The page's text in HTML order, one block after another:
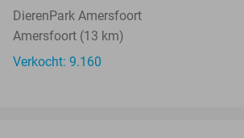
DierenPark Amersfoort
Amersfoort (13 km)
Verkocht: 9.160